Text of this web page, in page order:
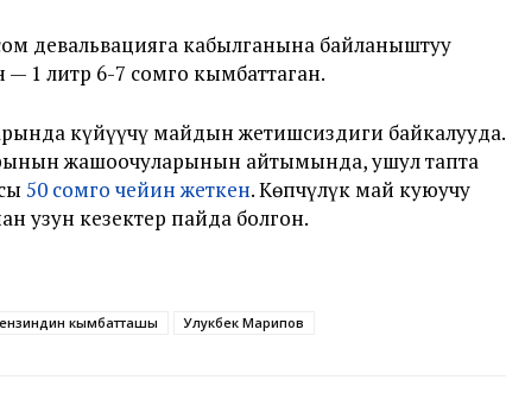
девальвацияга кабылганына байланыштуу
1 литр 6-7 сомго кымбаттаган.
күйүүчү майдын жетишсиздиги байкалууда.
жашоочуларынын айтымында, ушул тапта
50 сомго чейин жеткен. Көпчүлүк май куюучу
узун кезектер пайда болгон.
кымбатташы Улукбек Марипов